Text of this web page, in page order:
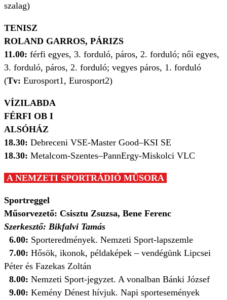
szalag)
TENISZ
ROLAND GARROS, PÁRIZS
11.00: férfi egyes, 3. forduló, páros, 2. forduló; női egyes,
3. forduló, páros, 2. forduló; vegyes páros, 1. forduló
(Tv: Eurosport1, Eurosport2)
VÍZILABDA
FÉRFI OB I
ALSÓHÁZ
18.30: Debreceni VSE-Master Good–KSI SE
18.30: Metalcom-Szentes–PannErgy-Miskolci VLC
A NEMZETI SPORTRÁDIÓ MŰSORA
Sportreggel
Műsorvezető: Csisztu Zsuzsa, Bene Ferenc
Szerkesztő: Bikfalvi Tamás
6.00: Sporteredmények. Nemzeti Sport-lapszemle
7.00: Hősök, ikonok, példaképek – vendégünk Lipcsei
Péter és Fazekas Zoltán
8.00: Nemzeti Sport-jegyzet. A vonalban Bánki József
9.00: Kemény Dénest hívjuk. Napi sportesemények